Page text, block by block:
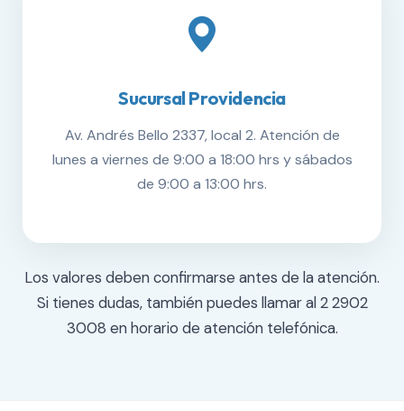
Sucursal Providencia
Av. Andrés Bello 2337, local 2. Atención de
lunes a viernes de 9:00 a 18:00 hrs y sábados
de 9:00 a 13:00 hrs.
Los valores deben confirmarse antes de la atención.
Si tienes dudas, también puedes llamar al 2 2902
3008 en horario de atención telefónica.